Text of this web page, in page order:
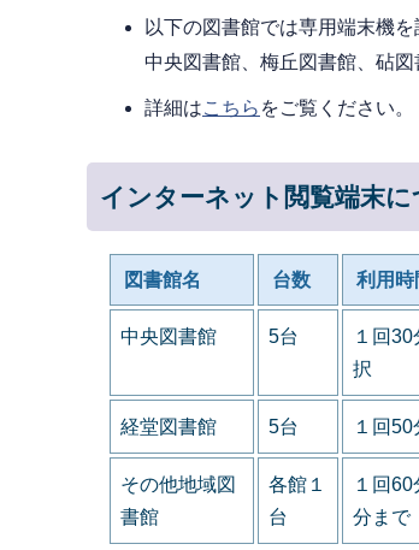
以下の図書館では専用端末機
中央図書館、梅丘図書館、砧図書
詳細はこちら をご覧ください。
インターネット閲覧端末に
図書館名 台数 利用時
中央図書館 5台
１回
択
経堂図書館 5台 １回50
その他地域図
書館
各館１
台
１回
分まで